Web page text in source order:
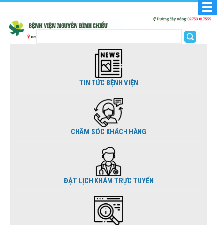
TIN TỨC BỆNH VIỆN
CHĂM SÓC KHÁCH HÀNG
ĐẶT LỊCH KHÁM TRỰC TUYẾN